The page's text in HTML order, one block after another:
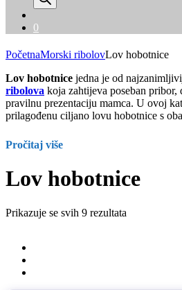
0
PočetnaMorski ribolovLov hobotnice
Lov hobotnice jedna je od
ribolova koja zahtijeva poseban pribor,
pravilnu prezentaciju mamca. U ovoj
prilagođenu ciljano lovu hobotnice s
Pročitaj više
Lov hobotnice
Prikazuje se svih 9 rezultata